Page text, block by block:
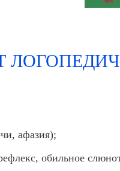
афазия);
обильное